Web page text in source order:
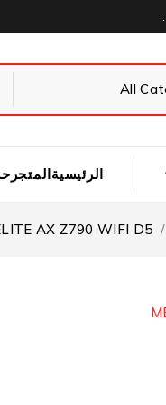
الرئيسيةالمتجر
/
AX Z790 WIFI D5